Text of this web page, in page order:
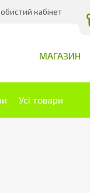
кабінет
МАГАЗИН
Усі товари